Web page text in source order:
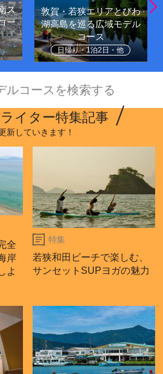
ス
ー
敦賀・若狭エリアとびわ
湖高島を巡る広域モデル
コース
日帰り・1泊2日・他
ルコースを検索する
イター特集記事
新していきます！
全
岸
よ
特集
若狭和田ビーチで楽しむ、
サンセットSUPヨガの魅力